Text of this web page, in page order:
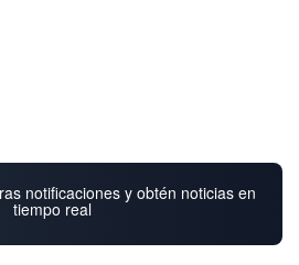
notificaciones y obtén noticias en
tiempo real